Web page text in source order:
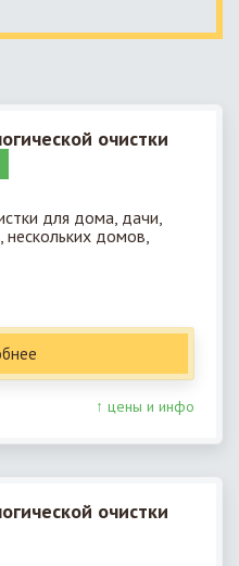
очистки
для дома, дачи,
нескольких домов,
↑ цены и инфо
очистки